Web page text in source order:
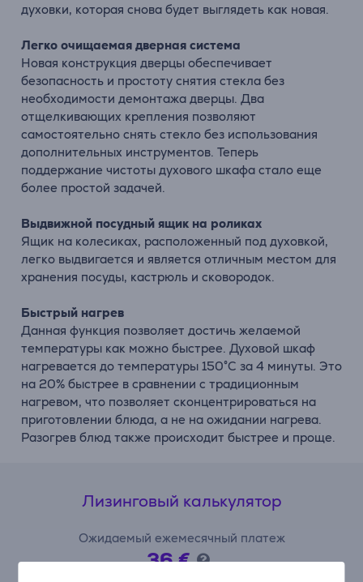
духовки, которая снова будет выглядеть как новая.
Легко очищаемая дверная система
Новая конструкция дверцы обеспечивает
безопасность и простоту снятия стекла без
необходимости демонтажа дверцы. Два
отщелкивающих крепления позволяют
самостоятельно снять стекло без использования
дополнительных инструментов. Теперь
поддержание чистоты духового шкафа стало еще
более простой задачей.
Выдвижной посудный ящик на роликах
Ящик на колесиках, расположенный под духовкой,
легко выдвигается и является отличным местом для
хранения посуды, кастрюль и сковородок.
Быстрый нагрев
Данная функция позволяет достичь желаемой
температуры как можно быстрее. Духовой шкаф
нагревается до температуры 150°С за 4 минуты. Это
на 20% быстрее в сравнении с традиционным
нагревом, что позволяет сконцентрироваться на
приготовлении блюда, а не на ожидании нагрева.
Разогрев блюд также происходит быстрее и проще.
Лизинговый калькулятор
Ожидаемый ежемесячный платеж
36 €